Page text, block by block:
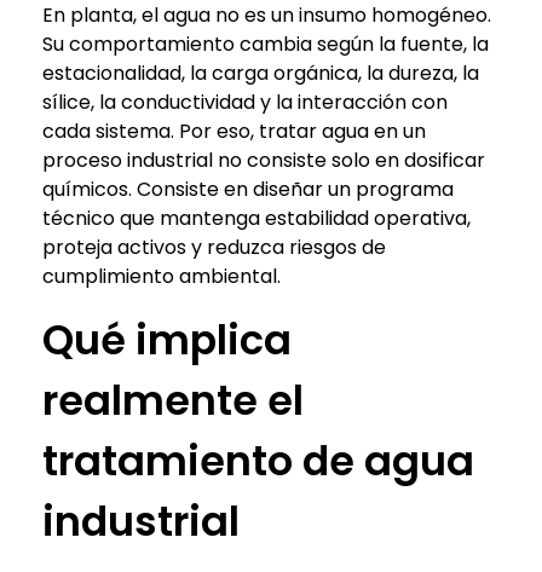
En planta, el agua no es un insumo homogéneo.
Su comportamiento cambia según la fuente, la
estacionalidad, la carga orgánica, la dureza, la
sílice, la conductividad y la interacción con
cada sistema. Por eso, tratar agua en un
proceso industrial no consiste solo en dosificar
químicos. Consiste en diseñar un programa
técnico que mantenga estabilidad operativa,
proteja activos y reduzca riesgos de
cumplimiento ambiental.
Qué implica
realmente el
tratamiento de agua
industrial